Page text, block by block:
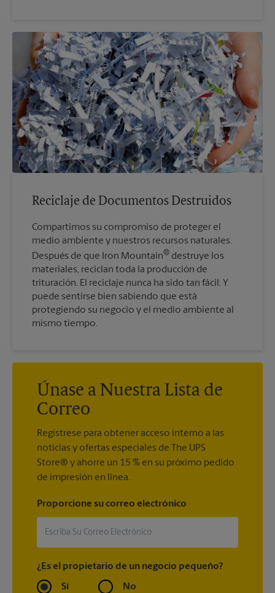
Reciclaje de Documentos Destruidos
Compartimos su compromiso de proteger el
medio ambiente y nuestros recursos naturales.
Después de que Iron Mountain® destruye los
materiales, reciclan toda la producción de
trituración. El reciclaje nunca ha sido tan fácil. Y
puede sentirse bien sabiendo que está
protegiendo su negocio y el medio ambiente al
mismo tiempo.
Únase a Nuestra Lista de
Correo
Regístrese para obtener acceso interno a las
noticias y ofertas especiales de The UPS
Store® y ahorre un 15 % en su próximo pedido
de impresión en línea.
Proporcione su correo electrónico
¿Es el propietario de un negocio pequeño?
Sí No